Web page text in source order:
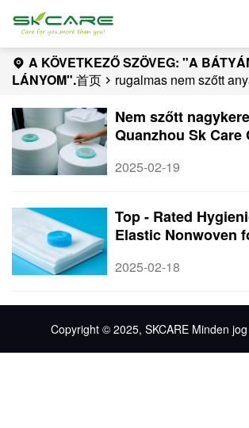
A KÖVETKEZŐ SZÖVEG: "A
LÁNYOM".首页 rugalmas nem szőtt
Nem szőtt
Quanzhou Sk Care
2025-02-19
Top - Rated
Elastic Nonwoven
2025-02-18
Copyright © 2025, SKCARE Minden